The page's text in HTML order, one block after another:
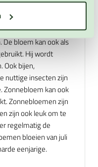
als veevoer. De
om de
kleur van de
bloem kan ook als
Hij wordt
Ook bijen,
nuttige insecten zijn
Zonnebloem kan ook
Zonnebloemen zijn
zijn ook leuk om te
regelmatig de
bloeien van juli
eenjarige.